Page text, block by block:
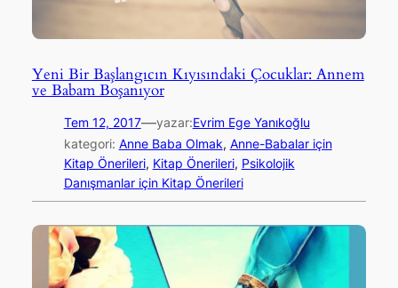
Yeni Bir Başlangıcın Kıyısındaki Çocuklar: Annem
ve Babam Boşanıyor
Tem 12, 2017—yazar:Evrim Ege Yanıkoğlu
kategori: Anne Baba Olmak, Anne-Babalar için
Kitap Önerileri, Kitap Önerileri, Psikolojik
Danışmanlar için Kitap Önerileri